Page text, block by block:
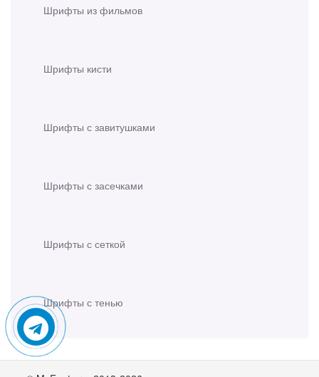
Шрифты из фильмов
Шрифты кисти
Шрифты с завитушками
Шрифты с засечками
Шрифты с сеткой
Шрифты с тенью